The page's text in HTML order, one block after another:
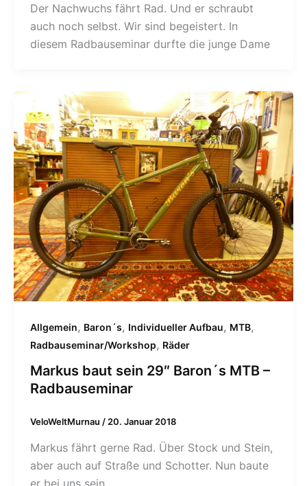
Der Nachwuchs fährt Rad. Und er schraubt
auch noch selbst. Wir sind begeistert. In
diesem Radbauseminar durfte die junge Dame
Allgemein, Baron´s, Individueller Aufbau, MTB,
Radbauseminar/Workshop, Räder
Markus baut sein 29″ Baron´s MTB –
Radbauseminar
VeloWeltMurnau /20. Januar 2018
Markus fährt gerne Rad. Über Stock und Stein,
aber auch auf Straße und Schotter. Nun baute